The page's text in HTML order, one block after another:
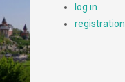
log in
registration